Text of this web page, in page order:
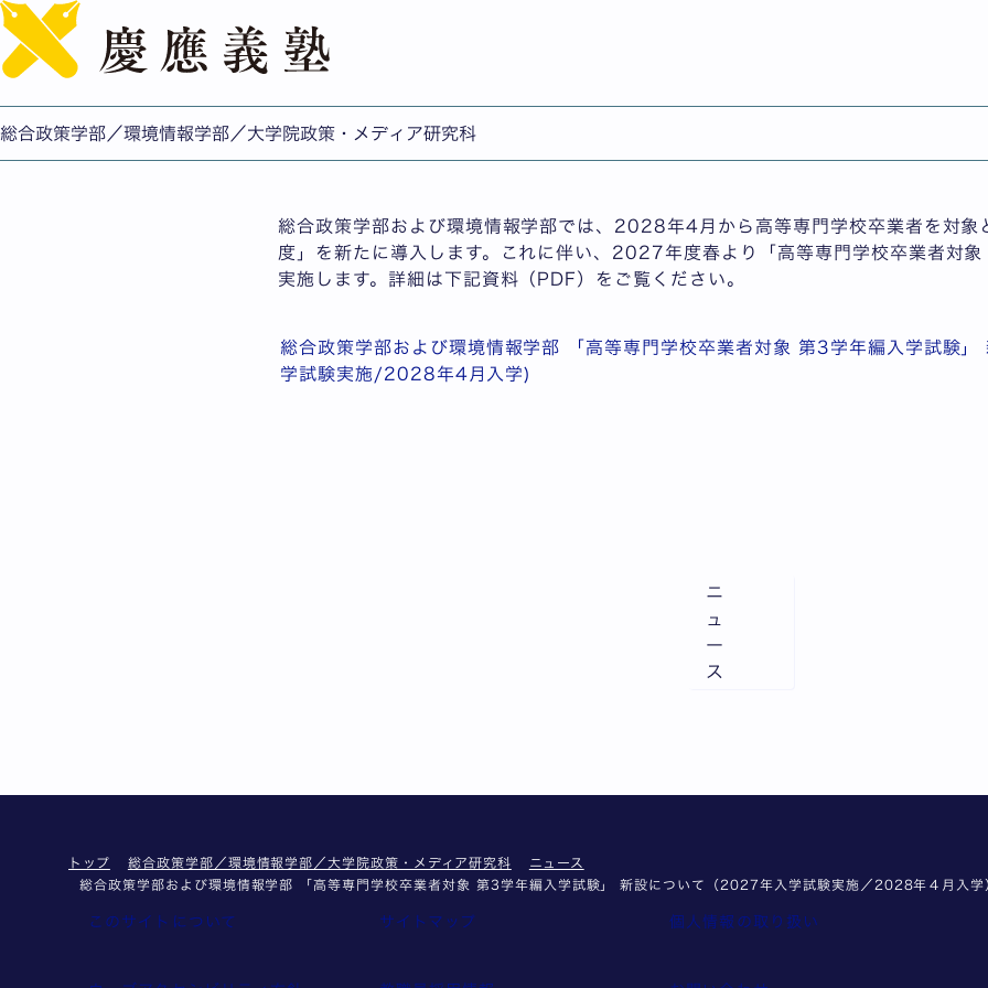
総合政策学部／環境情報学部／大学院政策・メディア研究科
総合政策学部および環境情報学部 「高等専門学校卒業者対象 第3学年編入学試験
総合政策学部/環境情報学部
総合政策学部および環境情報学部では、2028年4月から高等専門学校卒業者を対象
度」を新たに導入します。これに伴い、2027年度春より「高等専門学校卒業者対
実施します。詳細は下記資料（PDF）をご覧ください。
総合政策学部および環境情報学部 「高等専門学校卒業者対象 第3学年編入学試験
学試験実施/2028年4月入学)
ニ
ュ
ー
ス
トップ 総合政策学部／環境情報学部／大学院政策・メディア研究科
ニュース
総合政策学部および環境情報学部 「高等専門学校卒業者対象 第3学年編入学試験」 新設について（2027年入学試験実施／2028年４月入学
このサイトについて サイトマップ 個人情報の取り扱い